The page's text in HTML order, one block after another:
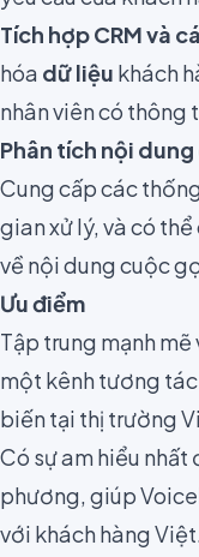
Tích hợp CRM và
hóa dữ liệu khách
nhân viên có thông
Phân tích nội
Cung cấp các
gian xử lý, và có
về nội dung cuộc
Ưu điểm
Tập trung mạnh
một kênh tương
biến tại thị trường
Có sự am hiểu nhất
phương, giúp
với khách hàng